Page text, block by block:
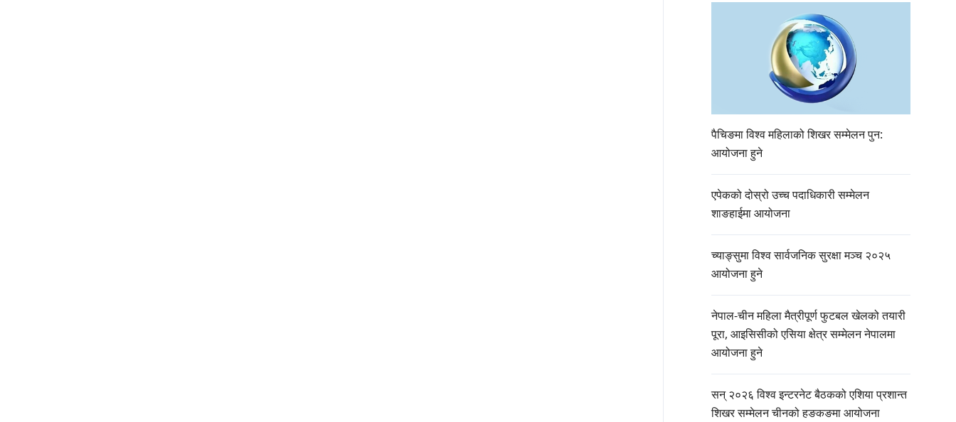
पैचिङमा विश्व महिलाको शिखर सम्मेलन पुन:
आयोजना हुने
एपेकको दोस्रो उच्च पदाधिकारी सम्मेलन
शाङहाईमा आयोजना
च्याङ्सुमा विश्व सार्वजनिक सुरक्षा मञ्च २०२५
आयोजना हुने
नेपाल-चीन महिला मैत्रीपूर्ण फुटबल खेलको तयारी
पूरा, आइसिसीको एसिया क्षेत्र सम्मेलन नेपालमा
आयोजना हुने
सन् २०२६ विश्व इन्टरनेट बैठकको एशिया प्रशान्त
शिखर सम्मेलन चीनको हङकङमा आयोजना